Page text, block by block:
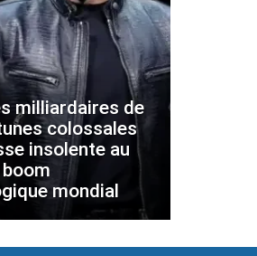
milliardaires de
colossales
insolente au
mondial